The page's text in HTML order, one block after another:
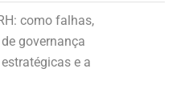
como falhas,
governança
e a